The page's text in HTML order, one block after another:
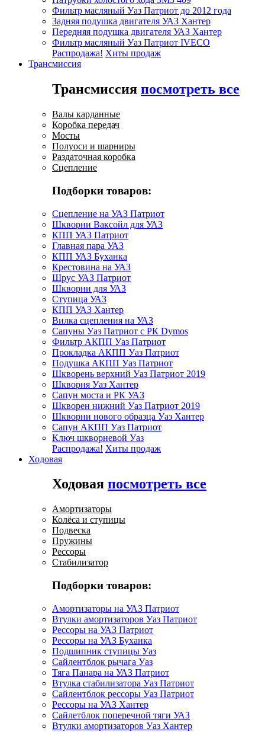
Фильтр масляный Уаз Патриот до 2012 года
Задняя подушка двигателя УАЗ Хантер
Передняя подушка двигателя УАЗ Хантер
Фильтр масляный Уаз Патриот IVECO
Распродажа! Хиты продаж
Трансмиссия
Трансмиссия посмотреть все
Валы карданные
Коробка передач
Мосты
Полуоси и шарниры
Раздаточная коробка
Сцепление
Подборки товаров:
Сцепление на УАЗ Патриот
Шкворни Ваксойл для УАЗ
КПП УАЗ Патриот
Главная пара УАЗ
КПП УАЗ Буханка
Крестовина на УАЗ
Шрус УАЗ Патриот
Шкворни для УАЗ
Ступица УАЗ
КПП УАЗ Хантер
Вилка сцепления на УАЗ
Сапуны Уаз Патриот с РК Dymos
Фильтр АКПП Уаз Патриот
Прокладка АКПП Уаз Патриот
Подушка АКПП Уаз Патриот
Шкворень верхний Уаз Патриот 2019
Шкворня Уаз Хантер
Сапун моста и РК УАЗ
Шкворен нижний Уаз Патриот 2019
Шкворни нового образца Уаз Хантер
Сапун АКПП Уаз Патриот
Ключ шкворневой Уаз
Распродажа! Хиты продаж
Ходовая
Ходовая посмотреть все
Амортизаторы
Колёса и ступицы
Подвеска
Пружины
Рессоры
Стабилизатор
Подборки товаров:
Амортизаторы на УАЗ Патриот
Втулки амортизаторов Уаз Патриот
Рессоры на УАЗ Патриот
Рессоры на УАЗ Буханка
Подшипник ступицы Уаз
Сайлентблок рычага Уаз
Тяга Панара на УАЗ Патриот
Втулка стабилизатора Уаз Патриот
Сайлентблок рессоры Уаз Патриот
Рессоры на УАЗ Хантер
Сайлетблок поперечной тяги УАЗ
Втулки амортизаторов Уаз Хантер